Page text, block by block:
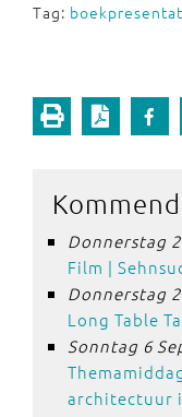
Tag:
Donnerstag
Film |
Donnerstag
Long Table
Sonntag 6
architectuur